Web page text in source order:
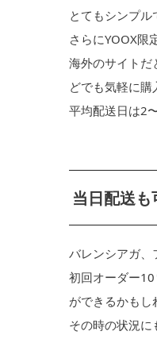
とてもシンプル
さらにYOOX限
海外のサイトだ
どでも気軽に購
平均配送日は2
当日配送
バレンシアガ、
初回オーダー
ができるかもし
その時の状況